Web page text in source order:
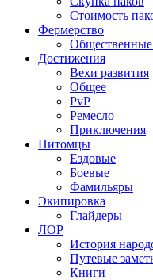
Стоимость
Фермерство
Достижения
Вехи развития
Общее
PvP
Ремесло
Приключения
Питомцы
Ездовые
Боевые
Фамильяры
Экипировка
Глайдеры
ЛОР
История
Путевые
Книги